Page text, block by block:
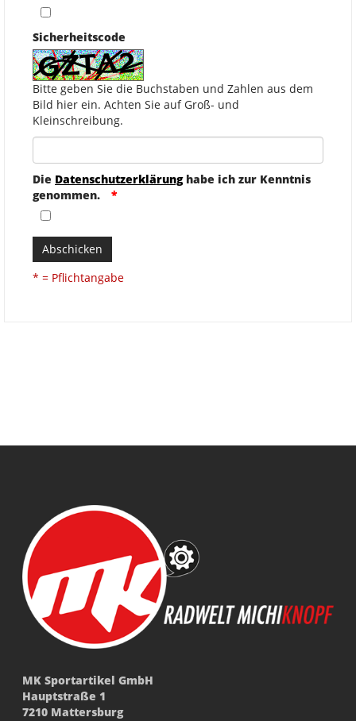
Sicherheitscode
Bitte geben Sie die Buchstaben und Zahlen aus dem
Bild hier ein. Achten Sie auf Groß- und
Kleinschreibung.
Die Datenschutzerklärunghabe ich zur Kenntnis
genommen.
Abschicken
* = Pflichtangabe
MK Sportartikel GmbH
Hauptstraße 1
7210 Mattersburg